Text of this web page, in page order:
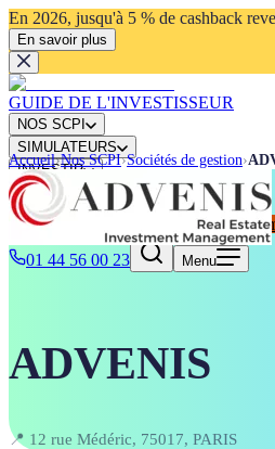
En 2026, jusqu'à 5 % de cashback
En savoir plus
GUIDE DE L'INVESTISSEUR
NOS SCPI
SIMULATEURS
INVESTIR
ACTUALITÉS
Rechercher ConnexionOuvrir
01 44 56 00 23
Menu
Accueil›Nos SCPI›Sociétés de gestion›
ADVENIS
📍 12 rue Médéric, 75017, PARIS